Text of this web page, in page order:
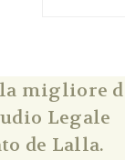
migliore
Legale
de Lalla.